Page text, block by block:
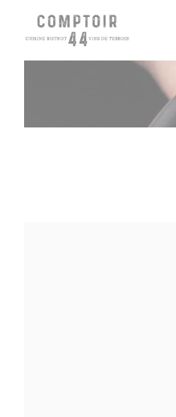
Cookie管理面板